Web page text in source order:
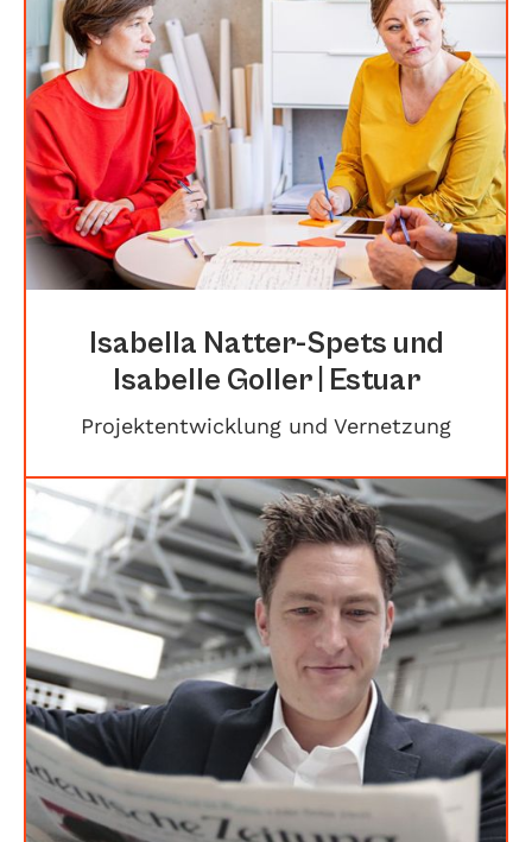
Isabella Natter-Spets und
Isabelle Goller | Estuar
Projektentwicklung und Vernetzung